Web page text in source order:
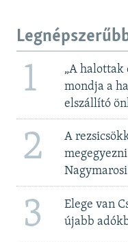
1
„A halottak
mondja a
elszállító
2
A
3
Elege van
újabb